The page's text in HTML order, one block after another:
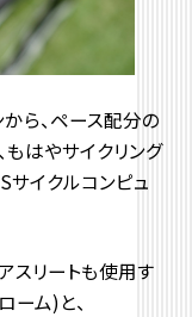
ら、ペース配分の
もはやサイクリング
イクルコンピュ
スリートも使用す
ーム)と、